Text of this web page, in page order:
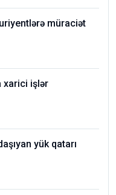
müraciət
xarici işlər
yük qatarı